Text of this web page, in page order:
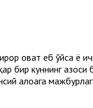
овқат еб қўйса ё
бир куннинг
алоқага